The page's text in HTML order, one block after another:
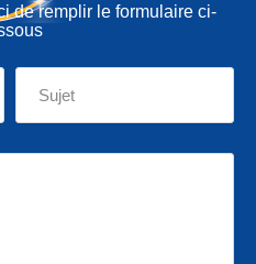
de remplir le formulaire ci-